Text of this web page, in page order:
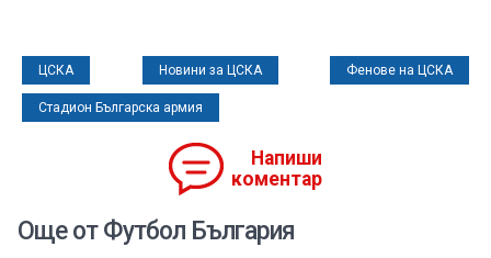
ЦСКА Новини за ЦСКА Фенове на ЦСКА
Стадион Българска армия
Напиши
коментар
Още от Футбол България